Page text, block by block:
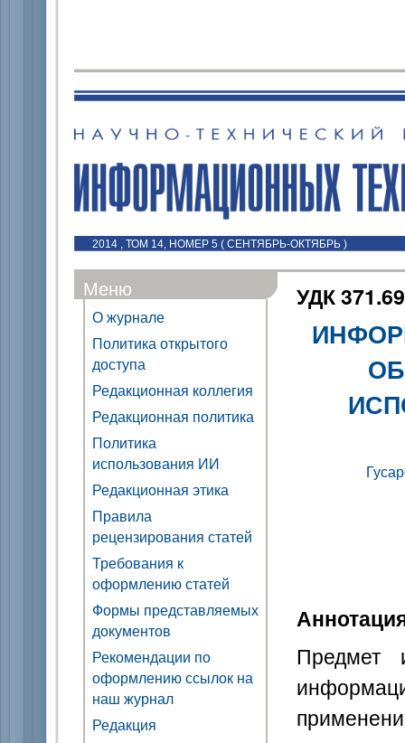
2014 , ТОМ 14, НОМЕР 5 ( СЕНТЯБРЬ-ОКТЯБРЬ )
Меню
О журнале
Политика открытого
доступа
Редакционная коллегия
Редакционная политика
Политика
использования ИИ
Редакционная этика
Правила
рецензирования статей
Требования к
оформлению статей
Формы представляемых
документов
Рекомендации по
оформлению ссылок на
наш журнал
Редакция
УДК 371.69
Предмет